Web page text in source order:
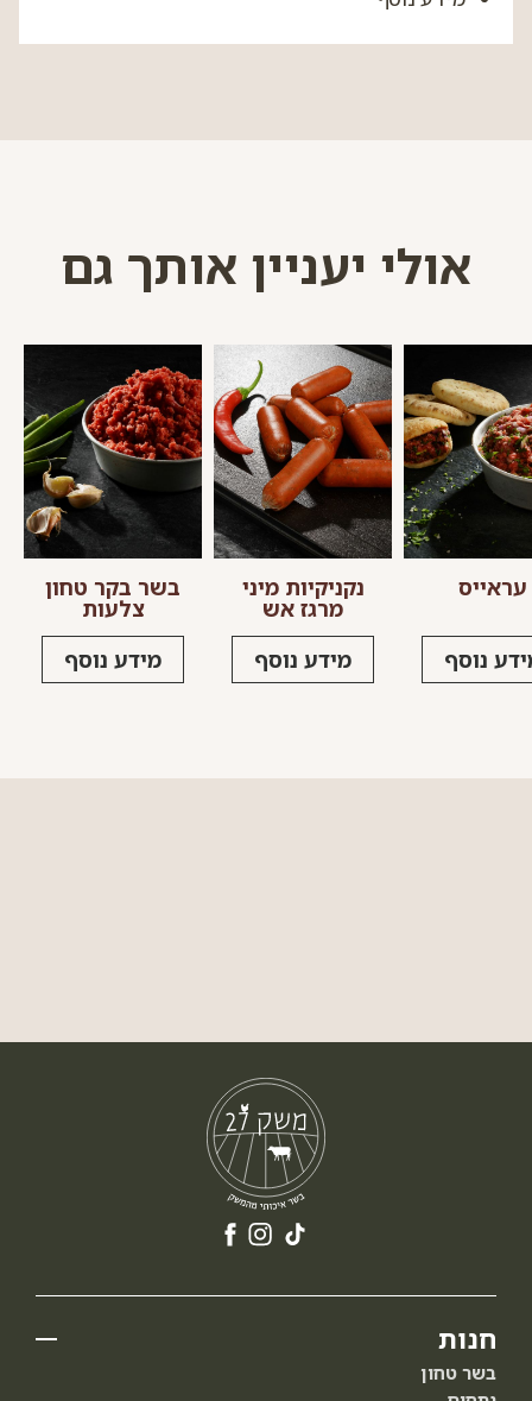
אולי יעניין אותך גם
בשר בקר טחון
צלעות
מידע נוסף
נקניקיות מיני
מרגז אש
מידע נוסף
עראייס
נוסף
חנות
בשר טחון